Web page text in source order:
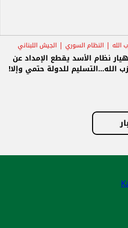
الله النظام السوري الجيش اللبناني
نظام الأسد يقطع الإمداد عن
الله...التسليم للدولة حتمي وإلا!